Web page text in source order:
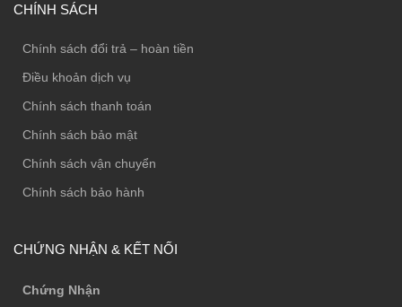
CHÍNH SÁCH
Chính sách đổi trả – hoàn tiền
Điều khoản dịch vụ
Chính sách thanh toán
Chính sách bảo mật
Chính sách vận chuyển
Chính sách bảo hành
CHỨNG NHẬN & KẾT NỐI
Chứng Nhận